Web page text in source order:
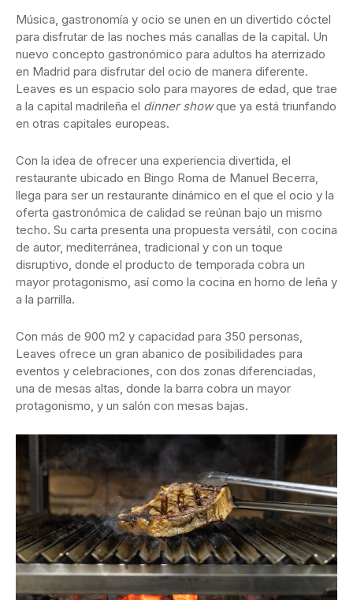
Música, gastronomía y ocio se unen en un divertido cóctel
para disfrutar de las noches más canallas de la capital. Un
nuevo concepto gastronómico para adultos ha aterrizado
en Madrid para disfrutar del ocio de manera diferente.
Leaves es un espacio solo para mayores de edad, que trae
a la capital madrileña el dinner showque ya está triunfando
en otras capitales europeas.
Con la idea de ofrecer una experiencia divertida, el
restaurante ubicado en Bingo Roma de Manuel Becerra,
llega para ser un restaurante dinámico en el que el ocio y la
oferta gastronómica de calidad se reúnan bajo un mismo
techo. Su carta presenta una propuesta versátil, con cocina
de autor, mediterránea, tradicional y con un toque
disruptivo, donde el producto de temporada cobra un
mayor protagonismo, así como la cocina en horno de leña y
a la parrilla.
Con más de 900 m2 y capacidad para 350 personas,
Leaves ofrece un gran abanico de posibilidades para
eventos y celebraciones, con dos zonas diferenciadas,
una de mesas altas, donde la barra cobra un mayor
protagonismo, y un salón con mesas bajas.